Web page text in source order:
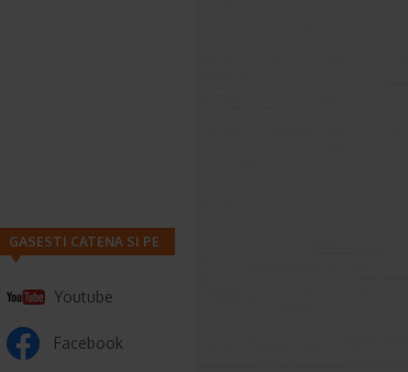
GASESTI CATENA SI PE
Youtube
Facebook